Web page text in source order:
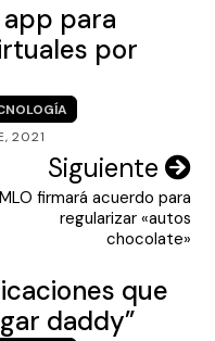
app para
por
2021
Siguiente
firmará acuerdo para
regularizar «autos
chocolate»
que
daddy”